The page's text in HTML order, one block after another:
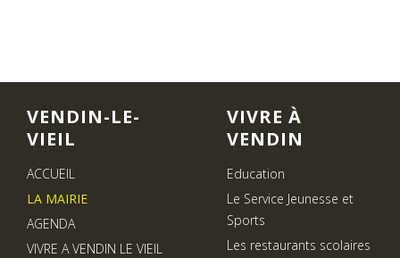
VENDIN-LE-
VIEIL
ACCUEIL
LA MAIRIE
AGENDA
VIVRE A VENDIN LE VIEIL
VIVRE À
VENDIN
Education
Le Service Jeunesse et
Sports
Les restaurants scolaires